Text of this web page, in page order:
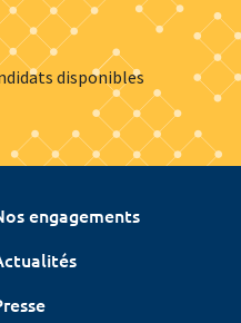
disponibles
engagements